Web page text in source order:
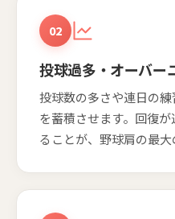
02
投球過多・オーバー
投球数の多さや連日の
を蓄積させます。回復
ることが、野球肩の最大